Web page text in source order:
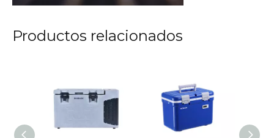
Productos relacionados